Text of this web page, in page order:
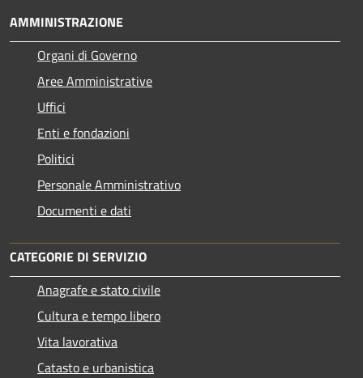
AMMINISTRAZIONE
Organi di Governo
Aree Amministrative
Uffici
Enti e fondazioni
Politici
Personale Amministrativo
Documenti e dati
CATEGORIE DI SERVIZIO
Anagrafe e stato civile
Cultura e tempo libero
Vita lavorativa
Catasto e urbanistica